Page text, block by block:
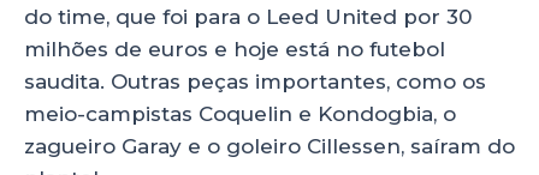
do time, que foi para o Leed United por 30
milhões de euros e hoje está no futebol
saudita. Outras peças importantes, como os
meio-campistas Coquelin e Kondogbia, o
zagueiro Garay e o goleiro Cillessen, saíram do